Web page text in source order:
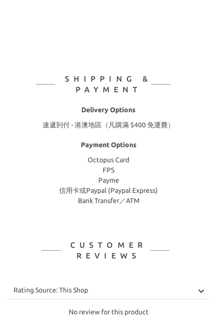
SHIPPING &
PAYMENT
Delivery Options
速遞到付 - 港澳地區（凡購滿 $400 免運費）
Payment Options
Octopus Card
FPS
Payme
信用卡或Paypal (Paypal Express)
Bank Transfer／ATM
CUSTOMER
REVIEWS
No review for this product